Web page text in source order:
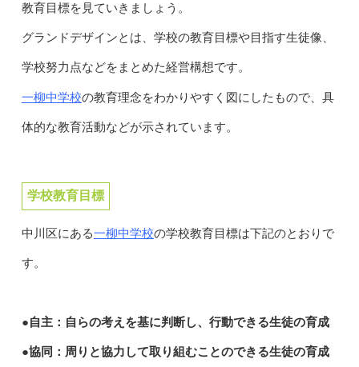
教育目標を見ていきましょう。
グランドデザインとは、学校の教育目標や目指す生徒像、
学校努力点などをまとめた経営構想です。
一柳中学校の教育理念をわかりやすく図にしたもので、具
体的な教育活動などが示されています。
学校教育目標
中川区にある一柳中学校の学校教育目標は下記のとおりで
す。
●自主：自らの考えを基に判断し、行動できる生徒の育成
●協同：周りと協力して取り組むことのできる生徒の育成